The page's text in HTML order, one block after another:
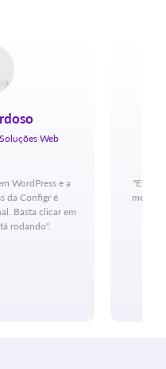
Web
WordPress e a
da Configr é
Basta clicar em
rodando".
"Era
melhor